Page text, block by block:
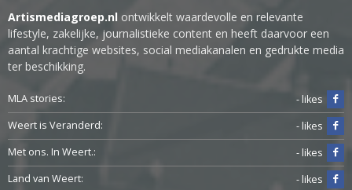
Artismediagroep.nl ontwikkelt waardevolle en relevante
lifestyle, zakelijke, journalistieke content en heeft daarvoor een
aantal krachtige websites, social mediakanalen en gedrukte media
ter beschikking.
MLA stories:
- likes
Weert is Veranderd:
- likes
Met ons. In Weert.:
- likes
Land van Weert:
- likes